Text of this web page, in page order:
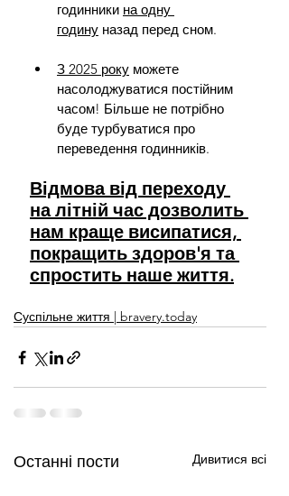
годинники на одну
годину назад перед сном.
З 2025 року можете
насолоджуватися постійним
часом! Більше не потрібно
буде турбуватися про
переведення годинників.
Відмова від переходу
на літній час дозволить
нам краще висипатися,
покращить здоров'я та
спростить наше життя.
Суспільне життя | bravery.today
Останні пости Дивитися всі